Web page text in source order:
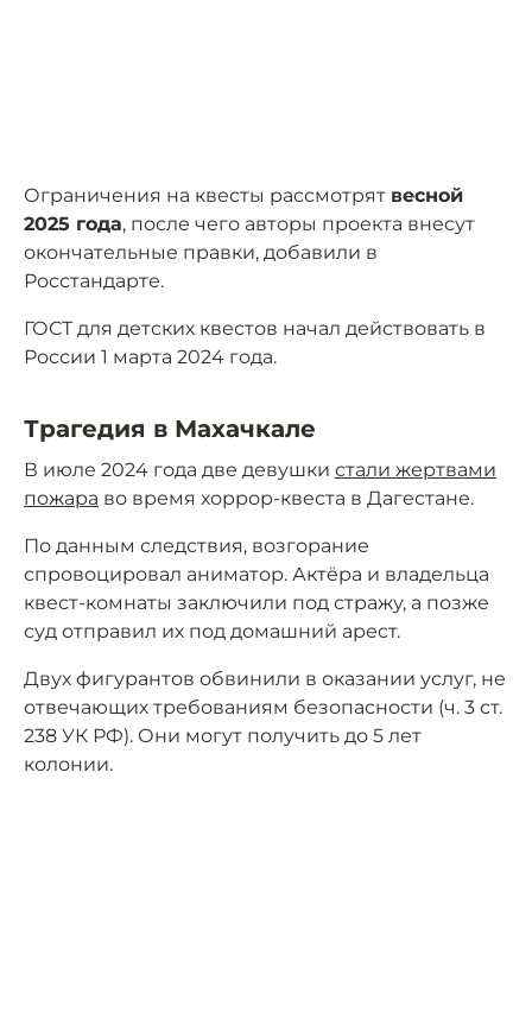
Ограничения на квесты рассмотрят весной
2025 года, после чего авторы проекта внесут
окончательные правки, добавили в
Росстандарте.
ГОСТ для детских квестов начал действовать в
России 1 марта 2024 года.
Трагедия в Махачкале
В июле 2024 года две девушки стали жертвами
пожара во время хоррор-квеста в Дагестане.
По данным следствия, возгорание
спровоцировал аниматор. Актёра и владельца
квест-комнаты заключили под стражу, а позже
суд отправил их под домашний арест.
Двух фигурантов обвинили в оказании услуг, не
отвечающих требованиям безопасности (ч. 3 ст.
238 УК РФ). Они могут получить до 5 лет
колонии.